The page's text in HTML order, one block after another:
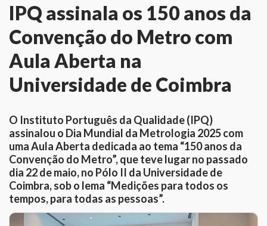
IPQ assinala os 150 anos da
Convenção do Metro com
Aula Aberta na
Universidade de Coimbra
O Instituto Português da Qualidade (IPQ)
assinalou o Dia Mundial da Metrologia 2025 com
uma Aula Aberta dedicada ao tema “150 anos da
Convenção do Metro”, que teve lugar no passado
dia 22 de maio, no Pólo II da Universidade de
Coimbra, sob o lema “Medições para todos os
tempos, para todas as pessoas”.